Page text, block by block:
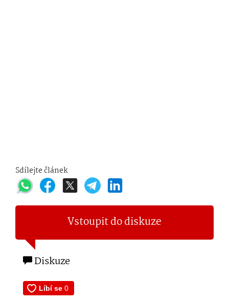
Sdílejte článek
Vstoupit do diskuze
Diskuze